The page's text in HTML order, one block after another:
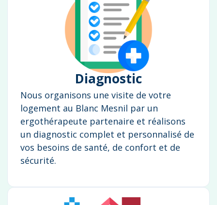
Diagnostic
Nous organisons une visite de votre
logement au Blanc Mesnil par un
ergothérapeute partenaire et réalisons
un diagnostic complet et personnalisé de
vos besoins de santé, de confort et de
sécurité.